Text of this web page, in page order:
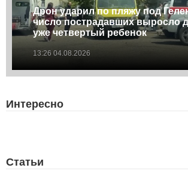
Дрон ударил по пляжу под
число пострадавших выросло
уже четвертый ребенок
13:26 04.08.2026
Интересно
Статьи